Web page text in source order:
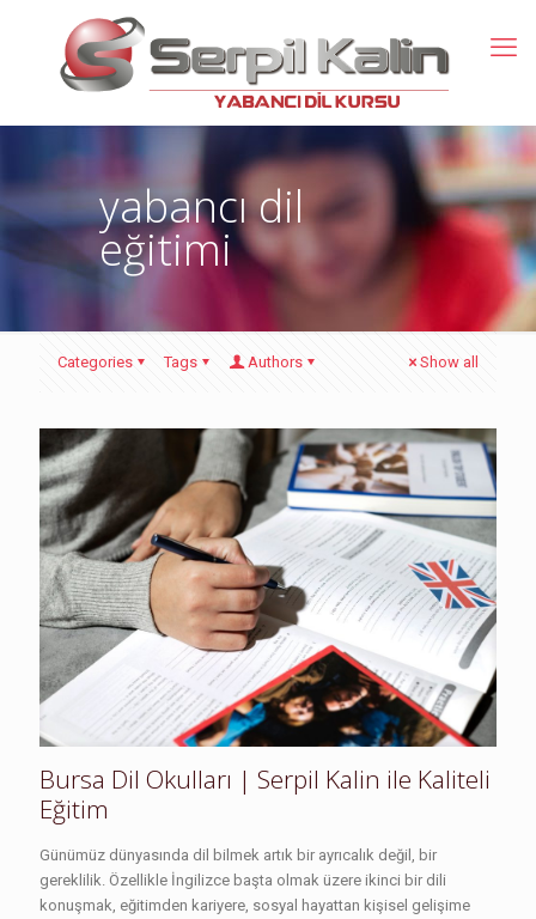
yabancı dil
eğitimi
Categories Tags Authors Show all
Bursa Dil Okulları | Serpil Kalin ile Kaliteli
Eğitim
Günümüz dünyasında dil bilmek artık bir ayrıcalık değil, bir
gereklilik. Özellikle İngilizce başta olmak üzere ikinci bir dili
konuşmak, eğitimden kariyere, sosyal hayattan kişisel gelişime